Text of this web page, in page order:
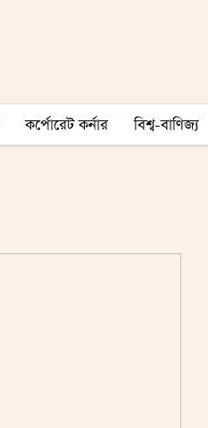
কর্পোরেট কর্নার বিশ্ব-বাণিজ্য